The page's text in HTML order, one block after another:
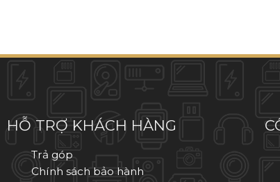
HỖ TRỢ KHÁCH HÀNG
Trả góp
Chính sách bảo hành